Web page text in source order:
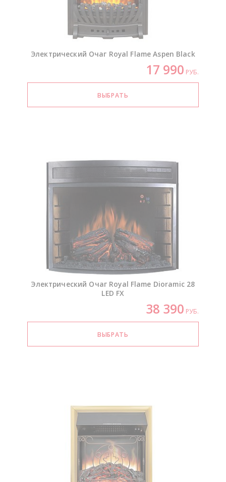
Электрический Очаг Royal Flame Aspen Black
17 990 РУБ.
Электрический Очаг Royal Flame Dioramic 28
LED FX
38 390 РУБ.